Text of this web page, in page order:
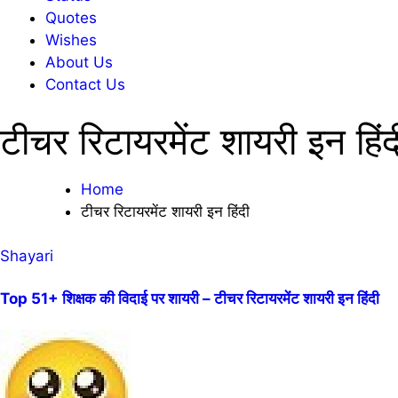
Quotes
Wishes
About Us
Contact Us
टीचर रिटायरमेंट शायरी इन
Home
टीचर रिटायरमेंट शायरी इन हिंदी
Shayari
Top 51+ शिक्षक की विदाई पर शायरी – टीचर रिटायरमेंट शायरी इन हिंदी